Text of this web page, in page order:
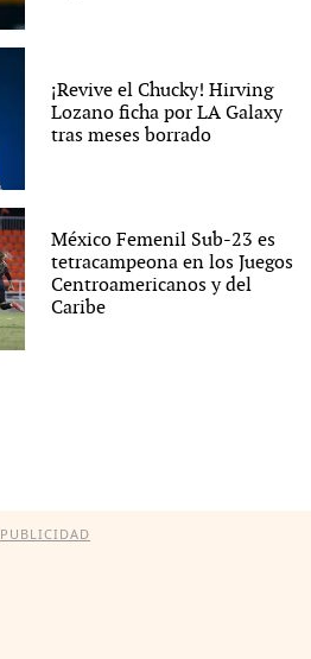
¡Revive el Chucky! Hirving
Lozano ficha por LA Galaxy
tras meses borrado
México Femenil Sub-23 es
tetracampeona en los Juegos
Centroamericanos y del
Caribe
PUBLICIDAD